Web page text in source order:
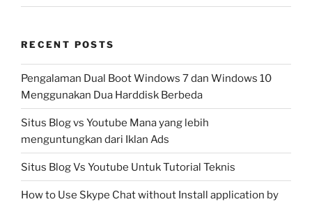
RECENT POSTS
Pengalaman Dual Boot Windows 7 dan Windows 10
Menggunakan Dua Harddisk Berbeda
Situs Blog vs Youtube Mana yang lebih
menguntungkan dari Iklan Ads
Situs Blog Vs Youtube Untuk Tutorial Teknis
How to Use Skype Chat without Install application by